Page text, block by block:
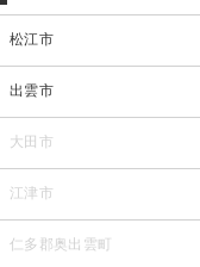
松江市
出雲市
大田市
江津市
仁多郡奥出雲町